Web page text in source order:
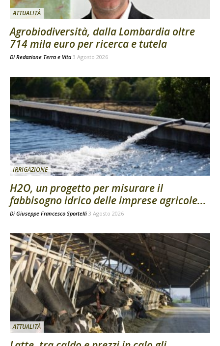
ATTUALITÀ
Agrobiodiversità, dalla Lombardia oltre
714 mila euro per ricerca e tutela
Di Redazione Terra e Vita 3 Agosto 2026
IRRIGAZIONE
H2O, un progetto per misurare il
fabbisogno idrico delle imprese agricole...
Di Giuseppe Francesco Sportelli 3 Agosto 2026
ATTUALITÀ